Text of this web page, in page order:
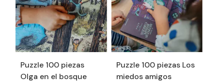
Puzzle 100 piezas
Olga en el bosque
Puzzle 100 piezas Los
miedos amigos